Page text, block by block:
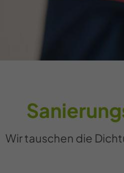
Wir tauschen die